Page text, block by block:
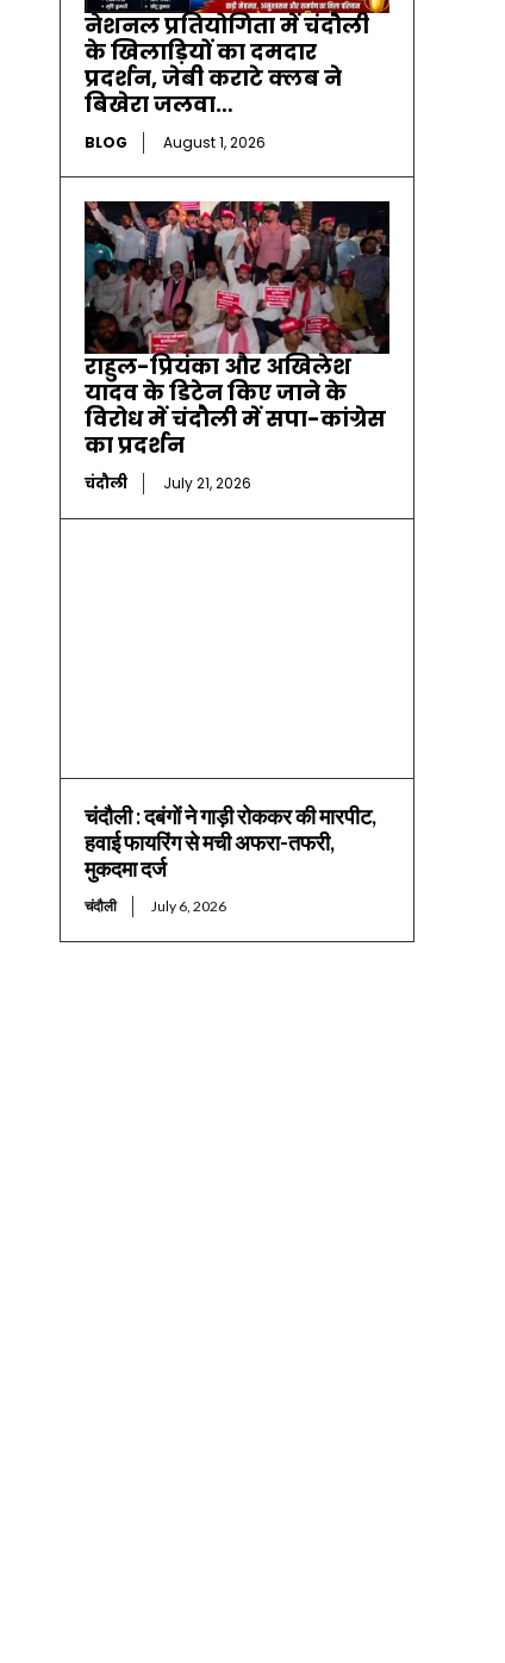
नेशनल प्रतियोगिता में चंदौली
के खिलाड़ियों का दमदार
प्रदर्शन, जेबी कराटे क्लब ने
बिखेरा जलवा…
BLOG August 1, 2026
राहुल-प्रियंका और अखिलेश
यादव के डिटेन किए जाने के
विरोध में चंदौली में सपा-कांग्रेस
का प्रदर्शन
चंदौली July 21, 2026
चंदौली : दबंगों ने गाड़ी रोककर की मारपीट,
हवाई फायरिंग से मची अफरा-तफरी,
मुकदमा दर्ज
चंदौली July 6, 2026